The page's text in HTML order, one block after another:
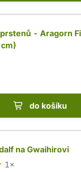
prstenů - Aragorn
do košíku
na Gwaihirovi
1×